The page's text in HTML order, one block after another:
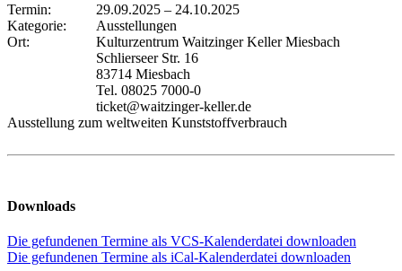
Termin: 29.09.2025 – 24.10.2025
Kategorie:
Ausstellungen
Ort:
Kulturzentrum Waitzinger Keller Miesbach
Schlierseer Str. 16
83714 Miesbach
Tel. 08025 7000-0
ticket@waitzinger-keller.de
Ausstellung zum weltweiten Kunststoffverbrauch
Downloads
Die gefundenen Termine als VCS-Kalenderdatei downloaden
Die gefundenen Termine als iCal-Kalenderdatei downloaden